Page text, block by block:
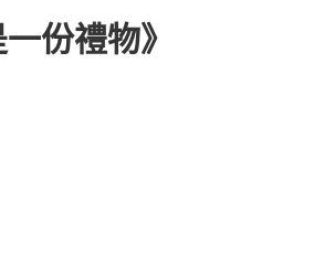
份禮物》